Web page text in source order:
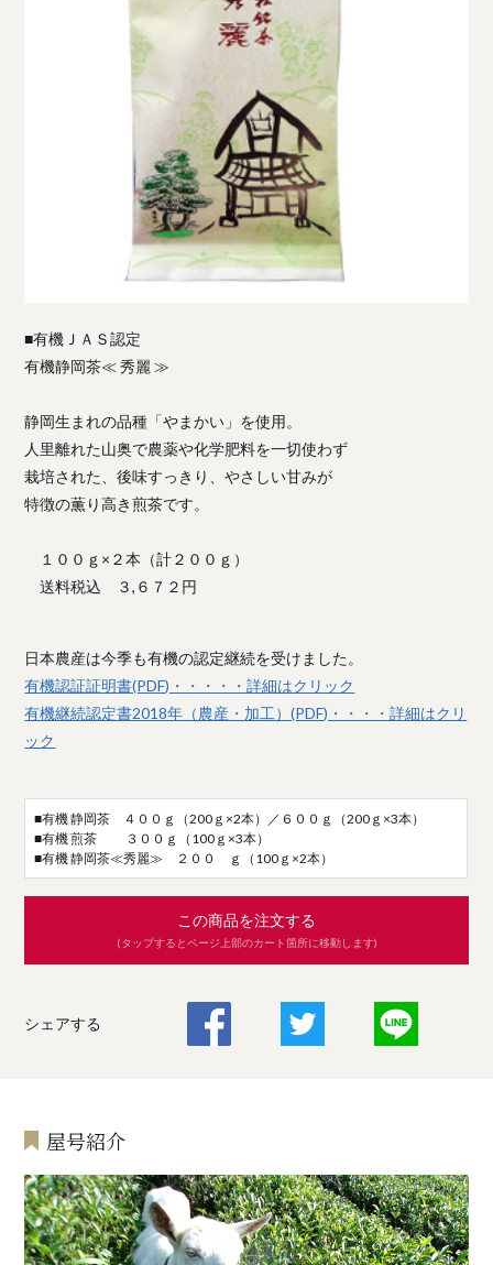
■有機ＪＡＳ認定
有機静岡茶≪ 秀麗 ≫
静岡生まれの品種「やまかい」を使用。
人里離れた山奥で農薬や化学肥料を一切使わず
栽培された、後味すっきり、やさしい甘みが
特徴の薫り高き煎茶です。
１００ｇ×２本（計２００ｇ）
送料税込 ３,６７２円
日本農産は今季も有機の認定継続を受けました。
有機認証証明書(PDF)・・・・・詳細はクリック
有機継続認定書2018年（農産・加工）(PDF)・・・・詳細はクリ
ック
■有機 静岡茶 ４００ｇ（200ｇ×2本）／６００ｇ（200ｇ×3本）
■有機 煎茶 ３００ｇ（100ｇ×3本）
■有機 静岡茶≪秀麗≫ ２００ ｇ（100ｇ×2本）
この商品を注文する
(タップするとページ上部のカート箇所に移動します)
シェアする
屋号紹介